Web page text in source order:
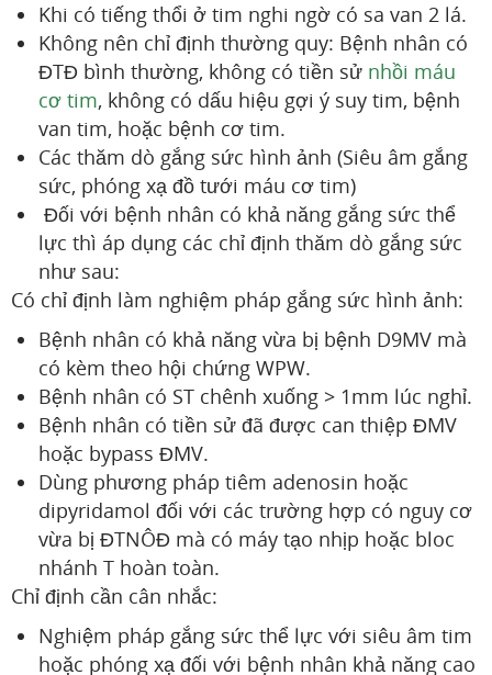
Khi có tiếng thổi ở tim nghi ngờ có sa van 2 lá.
Không nên chỉ định thường quy: Bệnh nhân có
ĐTĐ bình thường, không có tiền sử nhồi máu
cơ tim, không có dấu hiệu gợi ý suy tim, bệnh
van tim, hoặc bệnh cơ tim.
Các thăm dò gắng sức hình ảnh (Siêu âm gắng
sức, phóng xạ đồ tưới máu cơ tim)
Đối với bệnh nhân có khả năng gắng sức thể
lực thì áp dụng các chỉ định thăm dò gắng sức
như sau:
Có chỉ định làm nghiệm pháp gắng sức hình ảnh:
Bệnh nhân có khả năng vừa bị bệnh D9MV mà
có kèm theo hội chứng WPW.
Bệnh nhân có ST chênh xuống > 1mm lúc nghỉ.
Bệnh nhân có tiền sử đã được can thiệp ĐMV
hoặc bypass ĐMV.
Dùng phương pháp tiêm adenosin hoặc
dipyridamol đối với các trường hợp có nguy cơ
vừa bị ĐTNÔĐ mà có máy tạo nhịp hoặc bloc
nhánh T hoàn toàn.
Chỉ định cần cân nhắc:
Nghiệm pháp gắng sức thể lực với siêu âm tim
hoặc phóng xạ đối với bệnh nhân khả năng cao